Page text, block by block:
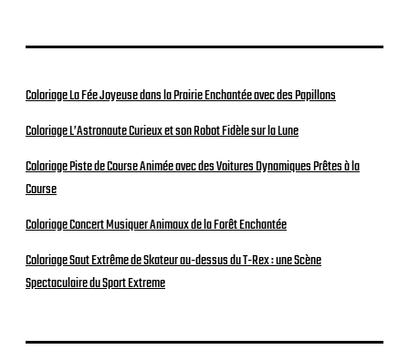
Coloriage La Fée Joyeuse dans la Prairie Enchantée avec des Papillons
Coloriage L’Astronaute Curieux et son Robot Fidèle sur la Lune
Coloriage Piste de Course Animée avec des Voitures Dynamiques Prêtes à la
Course
Coloriage Concert Musiquer Animaux de la Forêt Enchantée
Coloriage Saut Extrême de Skateur au-dessus du T-Rex : une Scène
Spectaculaire du Sport Extreme